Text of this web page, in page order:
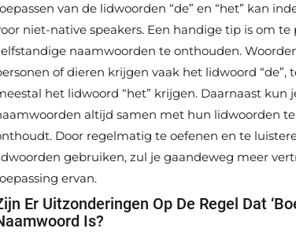
van de lidwoorden “de” en “het” kan
niet-native speakers. Een handige tip is om
naamwoorden te onthouden.
of dieren krijgen vaak het lidwoord
het lidwoord “het” krijgen. Daarnaast kun
altijd samen met hun lidwoorden te
Door regelmatig te oefenen en te
gebruiken, zul je gaandeweg meer
ervan.
Er Uitzonderingen Op De Regel Dat
Is?